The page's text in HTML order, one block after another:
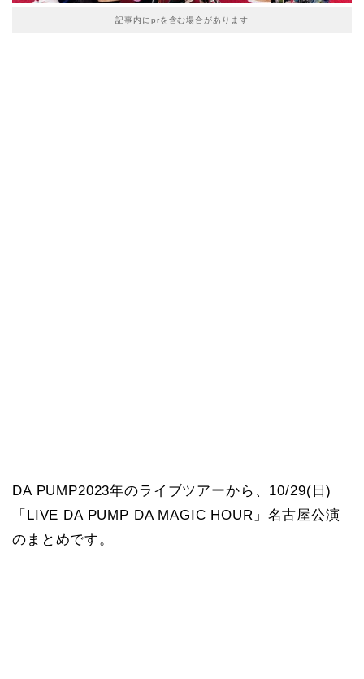
記事内にprを含む場合があります
DA PUMP2023年のライブツアーから、10/29(日)
「LIVE DA PUMP DA MAGIC HOUR」名古屋公演
のまとめです。